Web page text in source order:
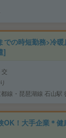
での時短勤務>冷
]
線・琵琶湖線 石山駅
OK！大手企業＊健